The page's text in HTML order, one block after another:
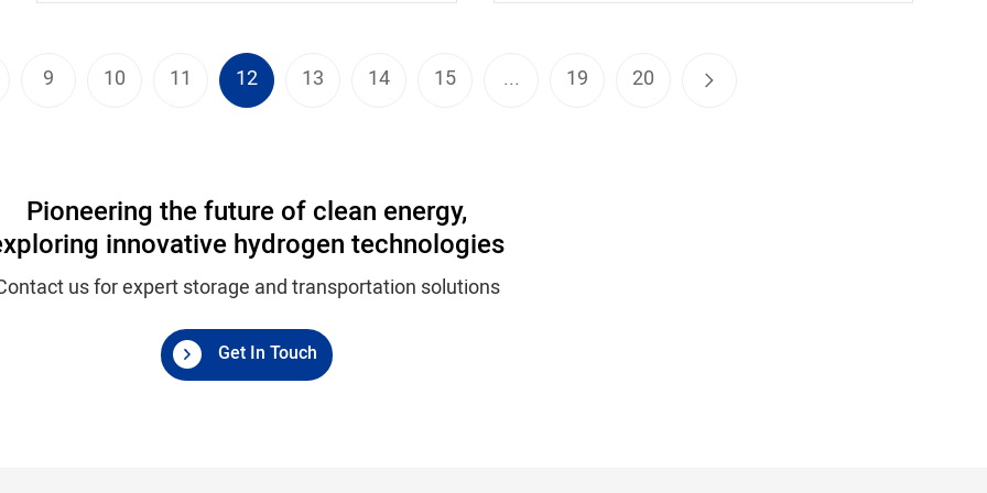
9 10 11 12 13 14 15 ... 19 20
Pioneering the future of clean energy,
innovative hydrogen technologies
us for expert storage and transportation solutions
Get In Touch